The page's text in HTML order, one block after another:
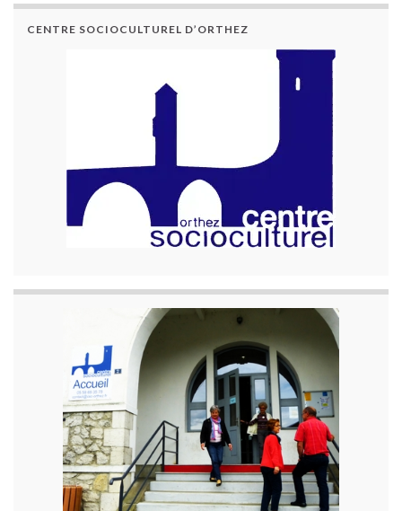
CENTRE SOCIOCULTUREL D’ORTHEZ